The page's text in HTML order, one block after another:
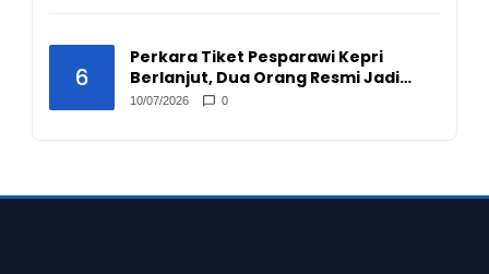
6
Perkara Tiket Pesparawi Kepri
Berlanjut, Dua Orang Resmi Jadi
Tersangka
10/07/2026 0